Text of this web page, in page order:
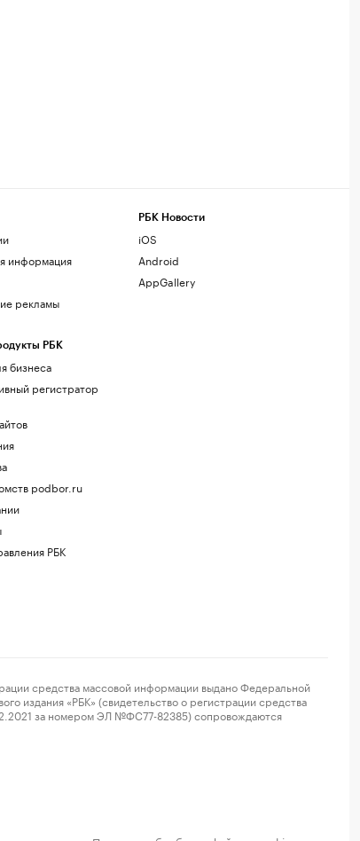
информация
рекламы
РБК
бизнеса
регистратор
podbor.ru
РБК
РБК Новости
iOS
Android
AppGallery
средства массовой информации выдано Федеральной
издания «РБК» (свидетельство о регистрации средства
за номером ЭЛ №ФС77-82385) сопровождаются